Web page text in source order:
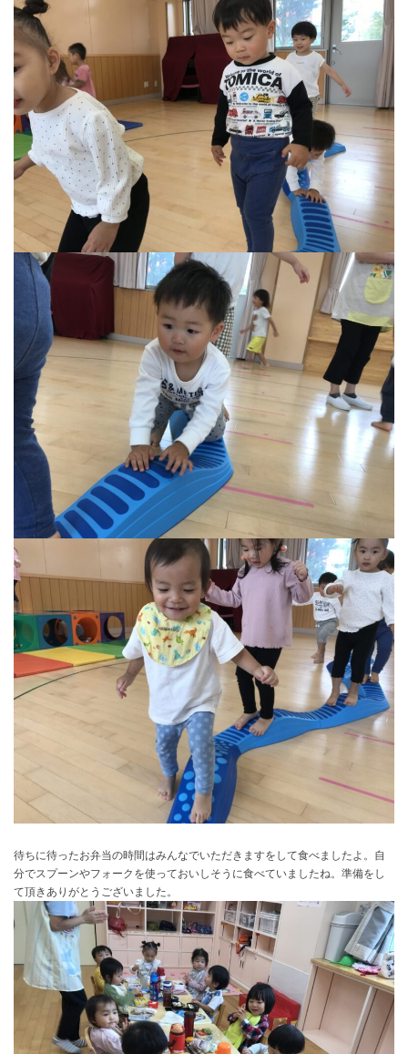
待ちに待ったお弁当の時間はみんなでいただきますをして食べましたよ。自
分でスプーンやフォークを使っておいしそうに食べていましたね。準備をし
て頂きありがとうございました。